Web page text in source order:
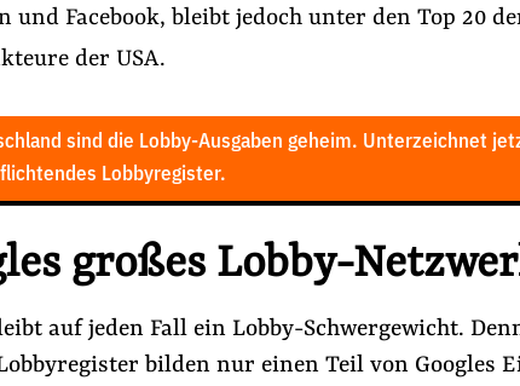
und Facebook, bleibt jedoch unter den Top 20
der USA.
sind die Lobby-Ausgaben geheim. Unterzeichnet
Lobbyregister.
großes Lobby-
auf jeden Fall ein Lobby-Schwergewicht.
bilden nur einen Teil von Googles